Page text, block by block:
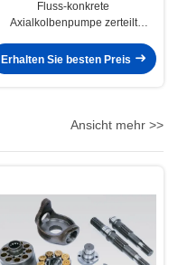
Fluss-konkrete
Axialkolbenpumpe zerteilt
verfügbar
Erhalten Sie besten Preis
Ansicht mehr >>